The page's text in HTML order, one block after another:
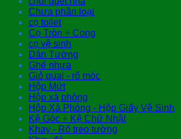
Chưa phân loại
cọ toilet
Cọ Tròn + Cong
cọ vệ sinh
Dán Tường
Ghế nhựa
Giỏ quai - rổ móc
Hộp Mứt
Hộp xà phòng
Hộp Xà Phòng - Hộp Giấy Vệ Sinh
Kệ Góc + Kệ Chữ Nhật
Khay - Rổ treo tường